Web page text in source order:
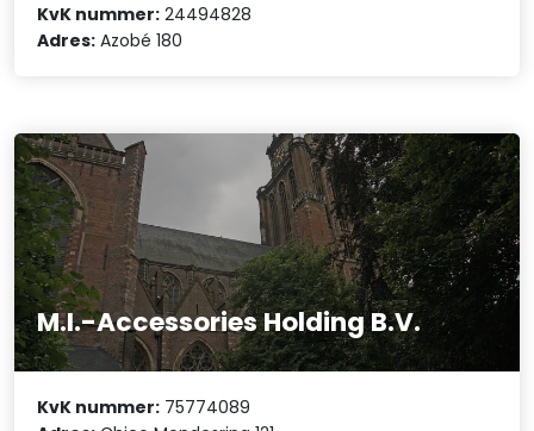
KvK nummer: 24494828
Adres: Azobé 180
M.I.-Accessories Holding B.V.
KvK nummer: 75774089